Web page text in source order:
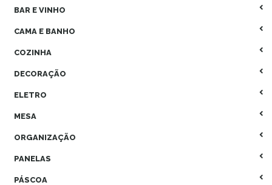
BAR E VINHO
CAMA E BANHO
COZINHA
DECORAÇÃO
ELETRO
MESA
ORGANIZAÇÃO
PANELAS
PÁSCOA